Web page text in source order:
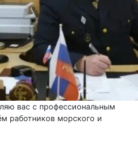
вас с профессиональным
работников морского и